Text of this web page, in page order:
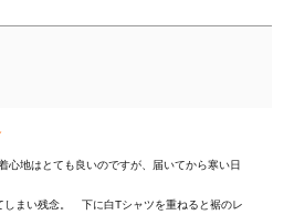
心地はとても良いのですが、届いてから寒い日
まい残念。　下に白Tシャツを重ねると裾のレ